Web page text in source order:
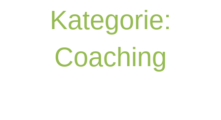
Kategorie:
Coaching